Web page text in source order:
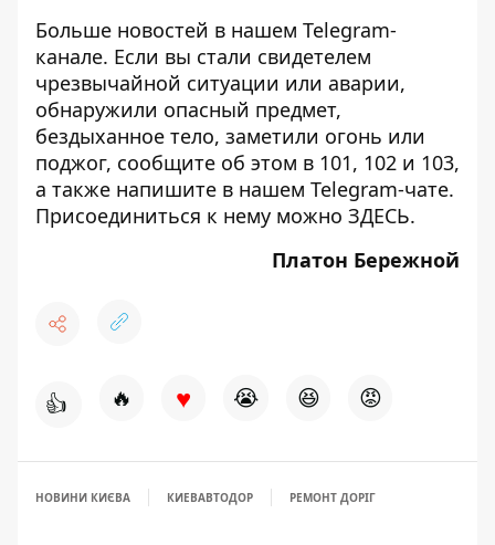
Больше новостей в нашем Telegram-
канале. Если вы стали свидетелем
чрезвычайной ситуации или аварии,
обнаружили опасный предмет,
бездыханное тело, заметили огонь или
поджог, сообщите об этом в 101, 102 и 103,
а также напишите в нашем Telegram-чате.
Присоединиться к нему можно ЗДЕСЬ.
Платон Бережной
👍 🔥 ♥ 😭 😆 😡
НОВИНИ КИЄВА КИЕВАВТОДОР РЕМОНТ ДОРІГ